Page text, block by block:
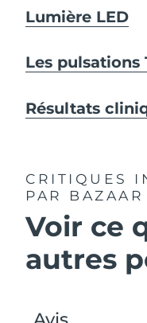
Lumière LED
Les pulsations
Résultats
CRITIQUES
PAR
Voir ce
autres